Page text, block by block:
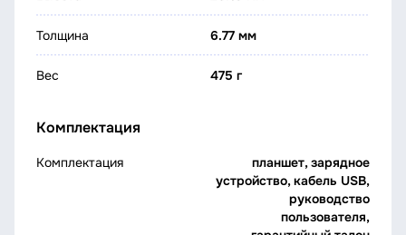
Толщина 6.77 мм
Вес 475 г
Комплектация
Комплектация
планшет, зарядное
устройство, кабель USB,
руководство
пользователя,